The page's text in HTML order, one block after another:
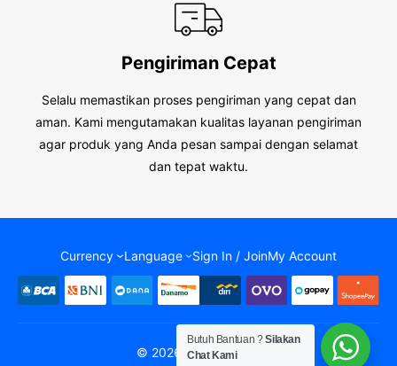
Pengiriman Cepat
Selalu memastikan proses pengiriman yang cepat dan
aman. Kami mengutamakan kualitas layanan pengiriman
agar produk yang Anda pesan sampai dengan selamat
dan tepat waktu.
Currency Language Sign In / JoinMy Account
© 2026 - Onemedika
Butuh Bantuan ?Silakan
Chat Kami